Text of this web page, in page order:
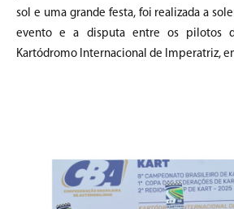
sol e uma grande festa, foi realizada a
evento e a disputa entre os pilotos
Kartódromo Internacional de Imperatriz,